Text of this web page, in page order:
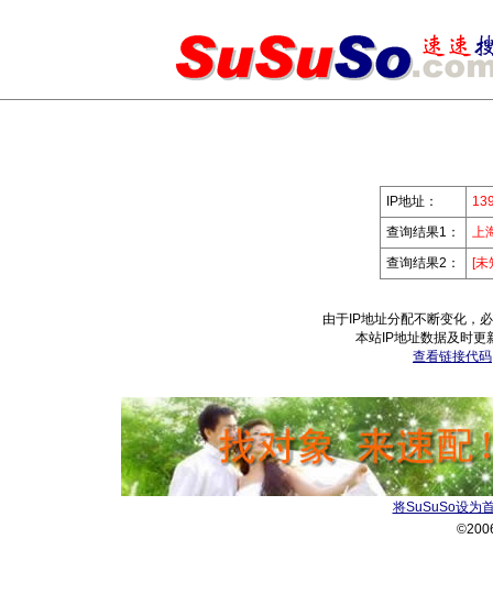
IP地址：
查询结果1：
上
查询结果2：
[未
由于IP地址分配不断变化，
本站IP地址数据及时更
查看链接代码
将SuSuSo设为